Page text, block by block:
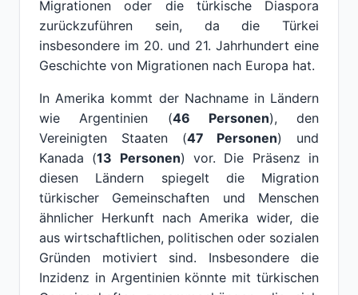
Migrationen oder die türkische Diaspora
zurückzuführen sein, da die Türkei
insbesondere im 20. und 21. Jahrhundert eine
Geschichte von Migrationen nach Europa hat.
In Amerika kommt der Nachname in Ländern
wie Argentinien (46 Personen), den
Vereinigten Staaten (47 Personen) und
Kanada (13 Personen) vor. Die Präsenz in
diesen Ländern spiegelt die Migration
türkischer Gemeinschaften und Menschen
ähnlicher Herkunft nach Amerika wider, die
aus wirtschaftlichen, politischen oder sozialen
Gründen motiviert sind. Insbesondere die
Inzidenz in Argentinien könnte mit türkischen